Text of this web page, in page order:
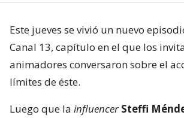
Este jueves se vivió un nuevo
Canal 13, capítulo en el que los
animadores conversaron sobre el
límites de éste.
Luego que la influencer Steffi